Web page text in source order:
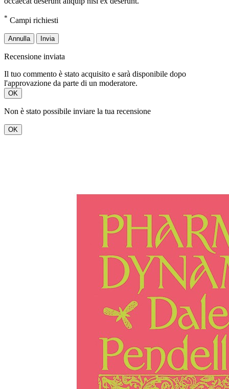
* Campi richiesti
Annulla Invia
Recensione inviata
Il tuo commento è stato acquisito e sarà disponibile dopo
l'approvazione da parte di un moderatore.
OK
Non è stato possibile inviare la tua recensione
OK